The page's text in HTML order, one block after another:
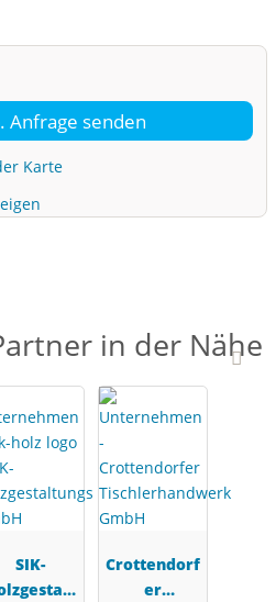
Anfrage senden
Karte
in der Nähe
SIK-
Crottendorf
er